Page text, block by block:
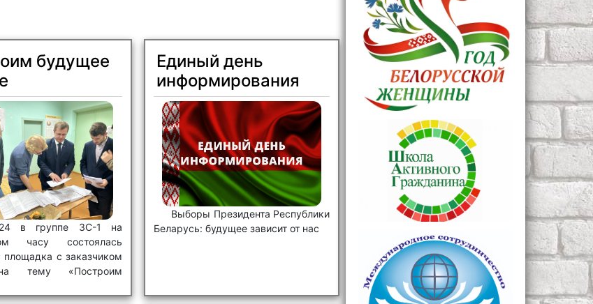
будущее
в группе 3С-1 на
часу состоялась
площадка с заказчиком
тему «Построим
Единый день
информирования
Выборы Президента Республики
Беларусь: будущее зависит от нас